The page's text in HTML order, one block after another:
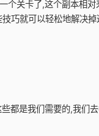
个关卡了,这个副本相
巧就可以轻松地解决
都是我们需要的,我们